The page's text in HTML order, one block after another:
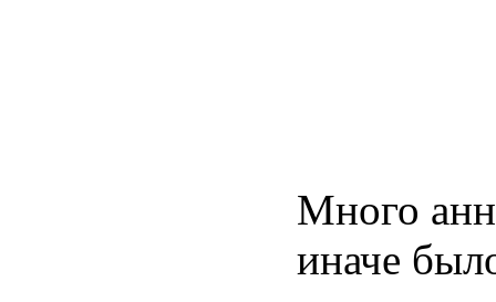
Много
иначе